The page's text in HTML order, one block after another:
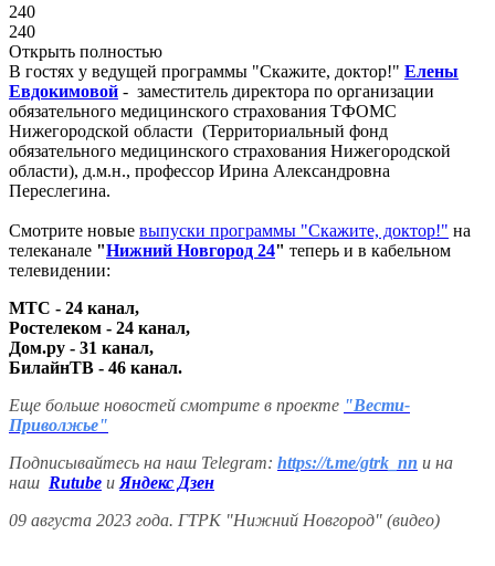
240
240
Открыть полностью
В гостях у ведущей программы "Скажите, доктор!" Елены
Евдокимовой - заместитель директора по организации
обязательного медицинского страхования ТФОМС
Нижегородской области (Территориальный фонд
обязательного медицинского страхования Нижегородской
области), д.м.н., профессор Ирина Александровна
Переслегина.
Смотрите новые выпуски программы "Скажите, доктор!" на
телеканале "Нижний Новгород 24" теперь и в кабельном
телевидении:
МТС - 24 канал,
Ростелеком - 24 канал,
Дом.ру - 31 канал,
БилайнТВ - 46 канал.
Еще больше новостей смотрите в проекте "Вести-
Приволжье"
Подписывайтесь на наш Telegram: https://t.me/gtrk_nn и на
наш Rutube и Яндекс Дзен
09 августа 2023 года. ГТРК "Нижний Новгород" (видео)